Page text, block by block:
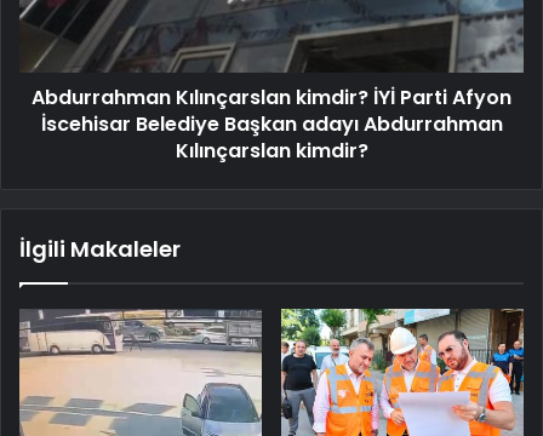
Abdurrahman Kılınçarslan kimdir? İYİ Parti Afyon
İscehisar Belediye Başkan adayı Abdurrahman
Kılınçarslan kimdir?
İlgili Makaleler